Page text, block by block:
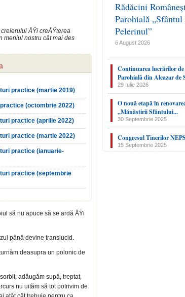
ÅŸi creÅŸterea
me­niul nostru cât mai des
practice (martie 2019)
(octombrie 2022)
practice (aprilie 2022)
practice (martie 2022)
practice (ianuarie-
practice (septembrie
să nu apuce să se ardă ÅŸi
până de­vine translucid.
deasu­pra un polonic de
adă­ugăm supă, treptat,
nu uităm să tot potrivim de
Rădăcini
Parohială
Pelerinul”
6 August 2026
Continuarea lucrărilor
Parohială din Alcazar de
29 Iulie 2026
O nouă etapă în
„Mănăstirii Sfântului...
30 Septembrie 2025
Congresul Tinerilor
15 Septembrie 2025